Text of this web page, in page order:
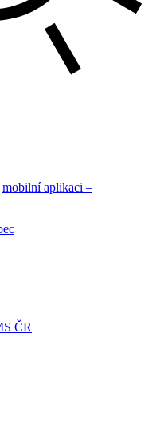
mobilní aplikaci –